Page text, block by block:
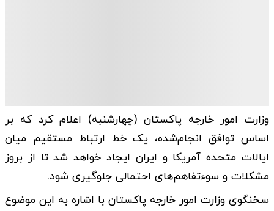
وزارت امور خارجه پاکستان (چهارشنبه) اعلام کرد که بر
اساس توافق انجام‌شده، یک خط ارتباط مستقیم میان
ایالات متحده آمریکا و ایران ایجاد خواهد شد تا از بروز
مشکلات و سوءتفاهم‌های احتمالی جلوگیری شود.
سخنگوی وزارت امور خارجه پاکستان با اشاره به این موضوع